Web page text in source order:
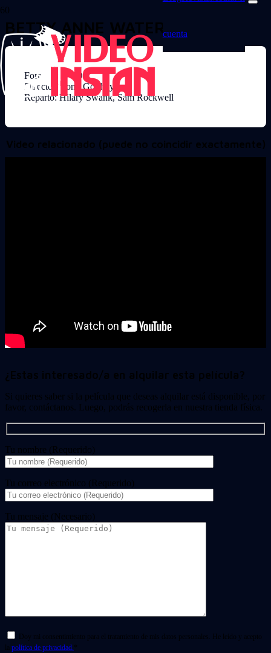
cuenta
BETTY ANNE WATERS
Formato: DVD
Director: Tony Goldwyn
Reparto: Hilary Swank, Sam Rockwell
Video relacionado (puede no coincidir exactamente)
¿Estas interesado/a en alquilar esta película?
Si quieres saber si la película que deseas alquilar está disponible, por
favor, contáctanos. Luego, podrás recogerla en nuestra tienda física.
Tu nombre (Requerido)
Tu correo electrónico (Requerido)
Tu mensaje (Necesario)
Doy mi consentimiento para el tratamiento de mis datos personales. He leído y acepto
la política de privacidad. *